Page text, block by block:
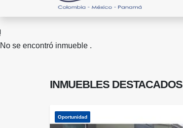
No se encontró inmueble .
INMUEBLES DESTACADOS
Oportunidad